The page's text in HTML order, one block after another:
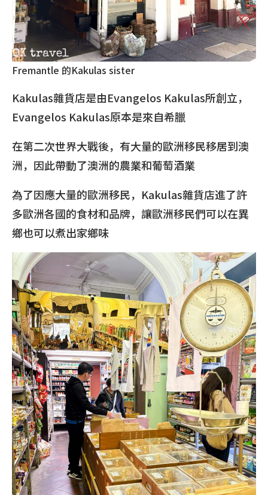
Fremantle 的Kakulas sister
Kakulas雜貨店是由Evangelos Kakulas所創立，
Evangelos Kakulas原本是來自希臘
在第二次世界大戰後，有大量的歐洲移民移居到澳
洲，因此帶動了澳洲的農業和葡萄酒業
為了因應大量的歐洲移民，Kakulas雜貨店進了許
多歐洲各國的食材和品牌，讓歐洲移民們可以在異
鄉也可以煮出家鄉味